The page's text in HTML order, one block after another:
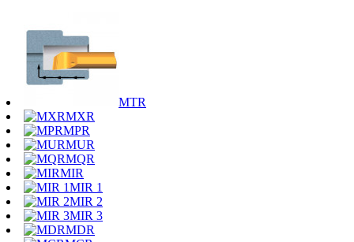
MTR
MXR
MPR
MUR
MQR
MIR
MIR 1
MIR 2
MIR 3
MDR